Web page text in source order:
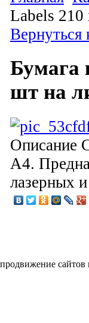
Labels 210
Вернуться
Бумага
шт на
Описание
А4.
лазерных
сайтов